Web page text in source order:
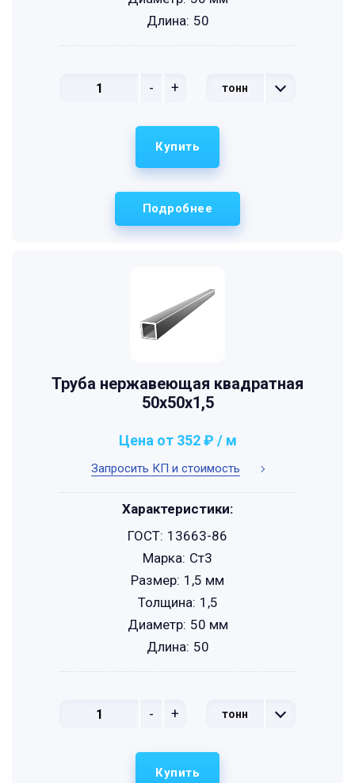
- + тонн
Длина: 50
Подробнее
Купить
Труба нержавеющая квадратная
50х50х1,5
Запросить КП и стоимость
Цена от 352 ₽ / м
- + тонн
Характеристики:
ГОСТ: 13663-86
Марка: Ст3
Размер: 1,5 мм
Толщина: 1,5
Диаметр: 50 мм
Длина: 50
Купить